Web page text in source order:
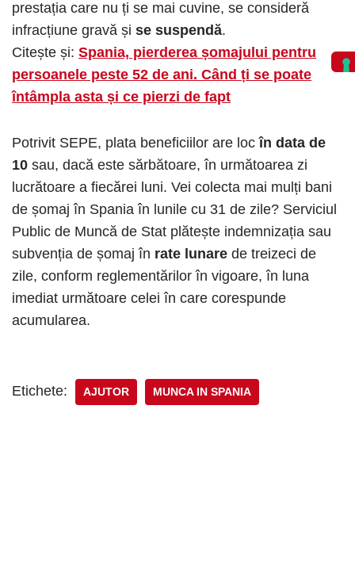
prestația care nu ți se mai cuvine, se consideră
infracțiune gravă și se suspendă.
Citește și: Spania, pierderea șomajului pentru
persoanele peste 52 de ani. Când ți se poate
întâmpla asta și ce pierzi de fapt
Potrivit SEPE, plata beneficiilor are loc în data de
10 sau, dacă este sărbătoare, în următoarea zi
lucrătoare a fiecărei luni. Vei colecta mai mulți bani
de șomaj în Spania în lunile cu 31 de zile? Serviciul
Public de Muncă de Stat plătește indemnizația sau
subvenția de șomaj în rate lunare de treizeci de
zile, conform reglementărilor în vigoare, în luna
imediat următoare celei în care corespunde
acumularea.
Etichete: AJUTOR MUNCA IN SPANIA